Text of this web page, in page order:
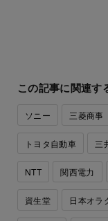
この記事に関連す
ソニー 三菱商事
トヨタ自動車 三
NTT 関西電力
資生堂 日本オラ